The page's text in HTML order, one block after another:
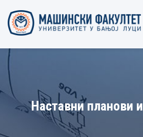
Наставни планови